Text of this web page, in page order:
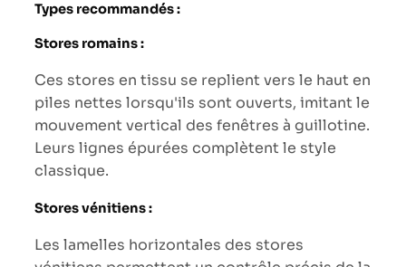
Types recommandés :
Stores romains :
Ces stores en tissu se replient vers le haut en
piles nettes lorsqu'ils sont ouverts, imitant le
mouvement vertical des fenêtres à guillotine.
Leurs lignes épurées complètent le style
classique.
Stores vénitiens :
Les lamelles horizontales des stores